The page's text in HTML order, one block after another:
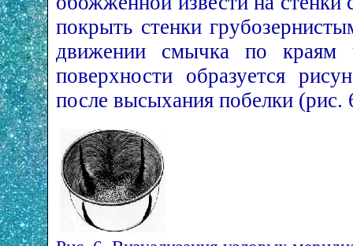
покрыть стенки
движении смычка по краям
поверхности образуется
после высыхания побелки (рис.